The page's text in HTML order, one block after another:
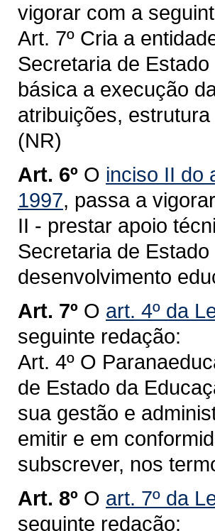
vigorar com a
Art. 7º Cria a
Secretaria de
básica a execução
atribuições,
(NR)
Art. 6º O inciso II do
1997, passa a
II - prestar apoio
Secretaria de
desenvolvimento
Art. 7º O art. 4º da
seguinte redação:
Art. 4º O
de Estado da
sua gestão e
emitir e em
subscrever, nos
Art. 8º O art. 7º da
seguinte redação: